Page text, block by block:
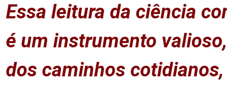
Essa leitura da ciência
é um instrumento
dos caminhos